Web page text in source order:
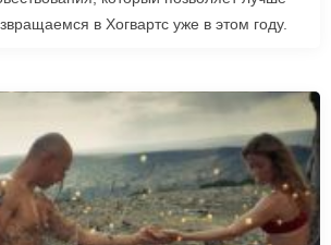
в Хогвартс уже в этом году.